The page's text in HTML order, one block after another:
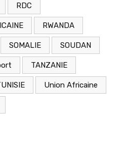
RDC
RWANDA
SOMALIE SOUDAN
TANZANIE
Union Africaine